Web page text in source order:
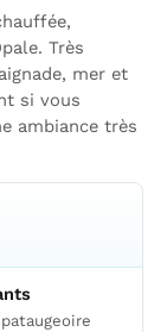
Très
mer et
si vous
ambiance très